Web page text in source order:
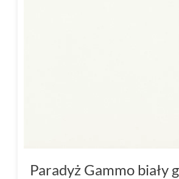
Paradyż Gammo biały